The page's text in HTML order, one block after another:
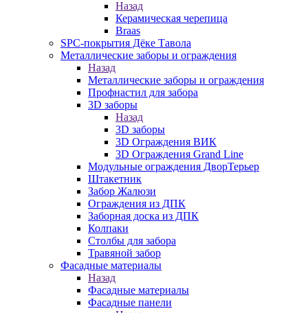
Назад
Керамическая черепица
Braas
SPC-покрытия Дёке Тавола
Металлические заборы и ограждения
Назад
Металлические заборы и ограждения
Профнастил для забора
3D заборы
Назад
3D заборы
3D Ограждения ВИК
3D Ограждения Grand Line
Модульные ограждения ДворТерьер
Штакетник
Забор Жалюзи
Ограждения из ДПК
Заборная доска из ДПК
Колпаки
Столбы для забора
Травяной забор
Фасадные материалы
Назад
Фасадные материалы
Фасадные панели